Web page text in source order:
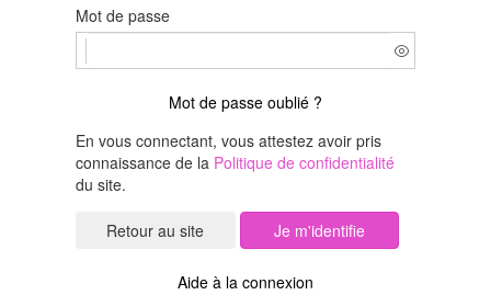
Mot de passe
Mot de passe oublié ?
En vous connectant, vous attestez avoir pris
connaissance de la Politique de confidentialité
du site.
Je m'identifie
Aide à la connexion